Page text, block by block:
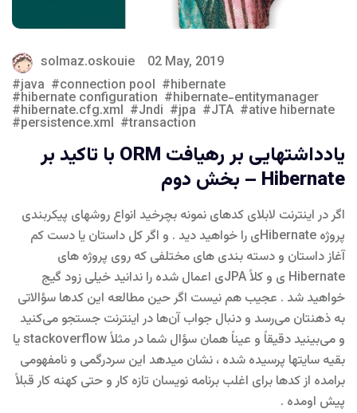
solmaz.oskouie
02 May, 2019
java
connection pool hibernate
hibernate configuration hibernate-entitymanager
hibernate.cfg.xml Jndi jpa JTA ative hibernate
persistence.xml transaction
یادداشتهایی بر رهیافت ORM با تاکید بر
Hibernate – بخش دوم
اگر در اینترنت لابلای کدهای نمونه بچرخید انواع روشهای پیکربندی
پروژه Hibernateی را خواهید دید . و اگر کل داستان یا دست کم
آغاز داستان و دسته بندی های مختلفی که روی پروژه های
Hibernate ی و کلاً JPAی اعمال شده را ندانید خیلی زود گیج
خواهید شد . عجیب هم نیست اگر حین مطالعه این کدها سؤالاتی
به ذهنتان می‌رسد و دنبال جواب آن‌ها در اینترنت جستجو می‌کنید
و می‌بینید دقیقاً و عیناً همان سؤال شما در مثلاً stackoverflow یا
بقیه سایتها پرسیده شده ، نشان میدهد این سردرگمی و نامفهومی
برامده از کدها برای اغلب برنامه نویسان تازه کار و حتی کهنه کار قبلاً
پیش اومده .